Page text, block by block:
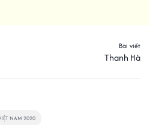
Bài viết
Thanh Hà
NAM 2020